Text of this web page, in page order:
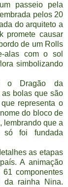
passeio pela
pelos 20
do arquiteto a
promete causar
de um Rolls
alas com o sol
simbolizando
o Dragão da
bolas que são
representa o
do bloco de
lembrando que a
só foi fundada
as etapas
A animação
componentes
da rainha Nina.